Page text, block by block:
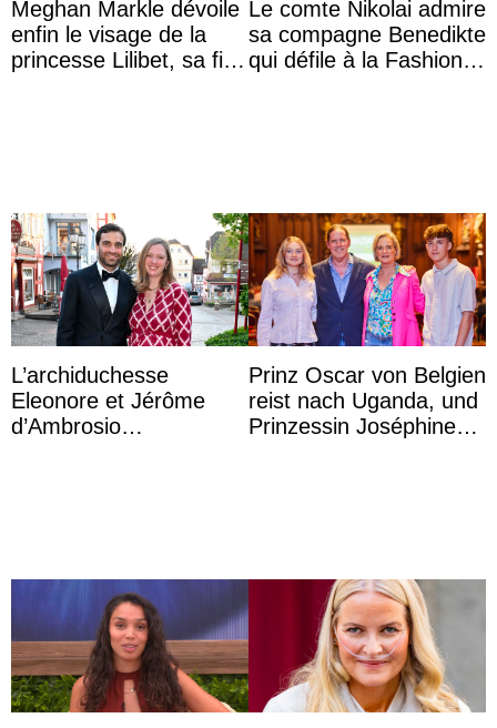
Meghan Markle dévoile
enfin le visage de la
princesse Lilibet, sa fille
Le comte Nikolai admire
sa compagne Benedikte
qui défile à la Fashion
L’archiduchesse
Eleonore et Jérôme
d’Ambrosio
Prinz Oscar von Belgien
reist nach Uganda, und
Prinzessin Joséphine